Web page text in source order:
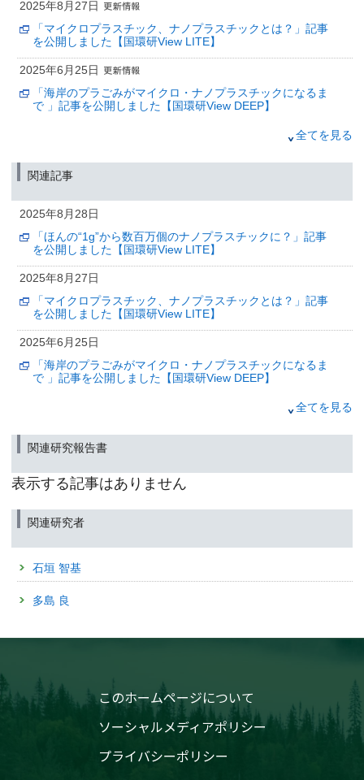
2025年8月27日
「マイクロプラスチック、ナノプラスチックとは？」記事
を公開しました【国環研View LITE】
2025年6月25日
「海岸のプラごみがマイクロ・ナノプラスチックになるま
で 」記事を公開しました【国環研View DEEP】
—国内842都市・時間別の予測データに基づく分析結果—
者会、科学記者会同時配付）
「国環研における廃棄物対策について」記事を公開しまし
「地域の絆を維持するための集団回収の役割とは？」記事
「コロナ禍でごみは増えた？減った？」記事を公開しまし
周辺環境がミツバチの農薬ばく露に及ぼす影響
農林記者会、文部科学記者会、科学記者会同時配付）
「コロナ禍におけるごみ量の変化」記事を公開しました
2024年8月7日
その花は都市では咲かない
—都市化による雑草の繁殖形質の進化の検証—
同位体モデルと精密観測によりメタンの「足あと」を辿る
ことが可能に
〜メタンの放出量削減には農業およびごみ埋立における対
策も重要〜
（文部科学記者会、科学記者会、宮城県政記者会、東北電力記者クラブ、神
奈川県政記者クラブ、立川市政記者会、筑波研究学園都市記者会、横須賀市
政記者クラブ、青森県政記者会、むつ市政記者会、高知県政記者クラブ、沖
全てを見る
関連記事
2025年8月28日
「ほんの“1g”から数百万個のナノプラスチックに？」記事
を公開しました【国環研View LITE】
2025年8月27日
「マイクロプラスチック、ナノプラスチックとは？」記事
を公開しました【国環研View LITE】
2025年6月25日
「海岸のプラごみがマイクロ・ナノプラスチックになるま
で 」記事を公開しました【国環研View DEEP】
た【国環研View DEEP】
2024年10月29日
「地域の絆を維持するための集団回収の役割とは？」記事
た【国環研View LITE】
2024年9月25日
全てを見る
関連研究報告書
表示する記事はありません
関連研究者
石垣 智基
多島 良
このホームページについて
ソーシャルメディアポリシー
プライバシーポリシー